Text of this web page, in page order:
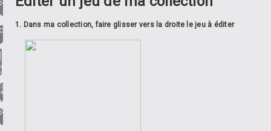
1. Dans ma collection, faire glisser vers la droite le jeu à éditer